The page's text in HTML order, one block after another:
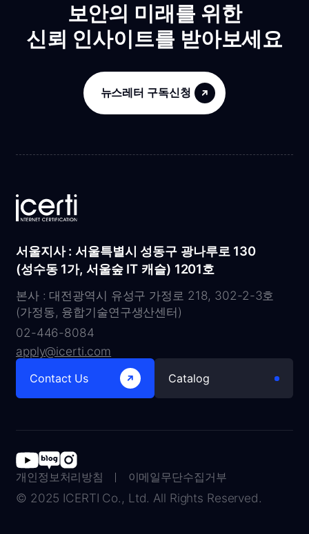
보안의 미래를 위한
신뢰 인사이트를 받아보세요
뉴스레터 구독신청
서울지사 : 서울특별시 성동구 광나루로 130
(성수동 1가, 서울숲 IT 캐슬) 1201호
본사 : 대전광역시 유성구 가정로 218, 302-2-3호
(가정동, 융합기술연구생산센터)
02-446-8084
apply@icerti.com
Contact Us Catalog
개인정보처리방침 이메일무단수집거부
© 2025 ICERTI Co., Ltd. All Rights Reserved.